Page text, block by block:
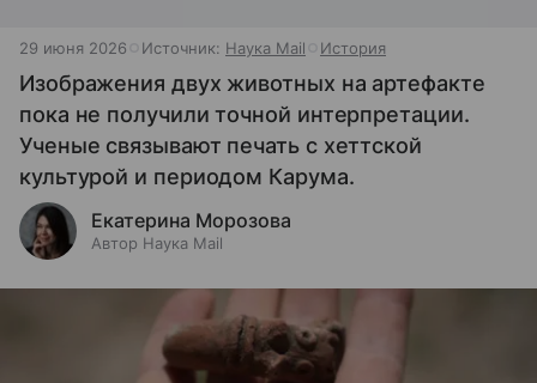
29 июня 2026 Источник: Наука Mail История
Изображения двух животных на артефакте
пока не получили точной интерпретации.
Ученые связывают печать с хеттской
культурой и периодом Карума.
Екатерина Морозова
Автор Наука Mail